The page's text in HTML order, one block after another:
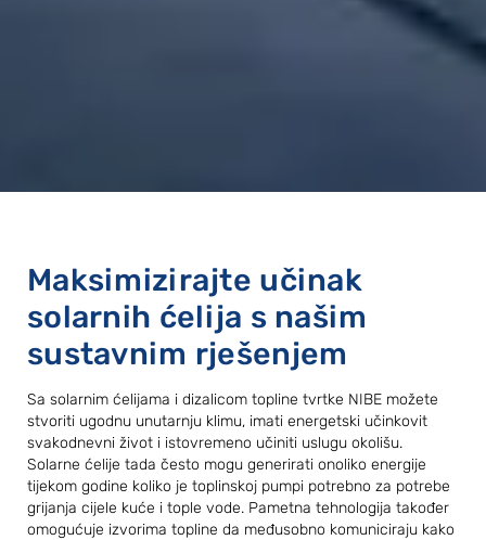
Maksimizirajte učinak
solarnih ćelija s našim
sustavnim rješenjem
Sa solarnim ćelijama i dizalicom topline tvrtke NIBE možete
stvoriti ugodnu unutarnju klimu, imati energetski učinkovit
svakodnevni život i istovremeno učiniti uslugu okolišu.
Solarne ćelije tada često mogu generirati onoliko energije
tijekom godine koliko je toplinskoj pumpi potrebno za potrebe
grijanja cijele kuće i tople vode. Pametna tehnologija također
omogućuje izvorima topline da međusobno komuniciraju kako